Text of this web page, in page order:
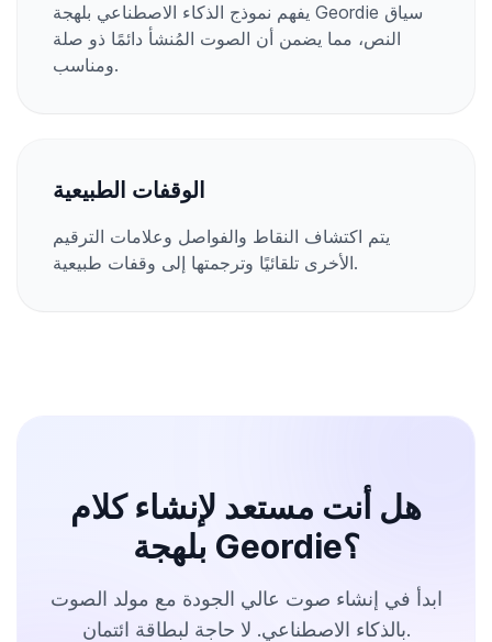
يفهم نموذج الذكاء الاصطناعي بلهجة Geordie سياق
النص، مما يضمن أن الصوت المُنشأ دائمًا ذو صلة
ومناسب.
الوقفات الطبيعية
يتم اكتشاف النقاط والفواصل وعلامات الترقيم
الأخرى تلقائيًا وترجمتها إلى وقفات طبيعية.
هل أنت مستعد لإنشاء كلام
بلهجة Geordie؟
ابدأ في إنشاء صوت عالي الجودة مع مولد الصوت
بالذكاء الاصطناعي. لا حاجة لبطاقة ائتمان.